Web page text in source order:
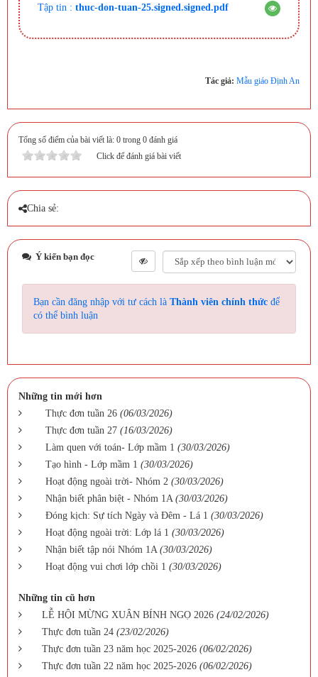
Tập tin : thuc-don-tuan-25.signed.signed.pdf
Tác giả: Mẫu giáo Định An
Tổng số điểm của bài viết là: 0 trong 0 đánh giá
Click để đánh giá bài viết
Chia sẻ:
Ý kiến bạn đọc
Bạn cần đăng nhập với tư cách là Thành viên chính thức để
có thể bình luận
Những tin mới hơn
Thực đơn tuần 26 (06/03/2026)
Thực đơn tuần 27 (16/03/2026)
Làm quen với toán- Lớp mầm 1 (30/03/2026)
Tạo hình - Lớp mầm 1 (30/03/2026)
Hoạt động ngoài trời- Nhóm 2 (30/03/2026)
Nhận biết phân biệt - Nhóm 1A (30/03/2026)
Đóng kịch: Sự tích Ngày và Đêm - Lá 1 (30/03/2026)
Hoạt động ngoài trời: Lớp lá 1 (30/03/2026)
Nhận biết tập nói Nhóm 1A (30/03/2026)
Hoạt động vui chơi lớp chồi 1 (30/03/2026)
Những tin cũ hơn
LỄ HỘI MỪNG XUÂN BÍNH NGỌ 2026 (24/02/2026)
Thực đơn tuần 24 (23/02/2026)
Thực đơn tuần 23 năm học 2025-2026 (06/02/2026)
Thực đơn tuần 22 năm học 2025-2026 (06/02/2026)